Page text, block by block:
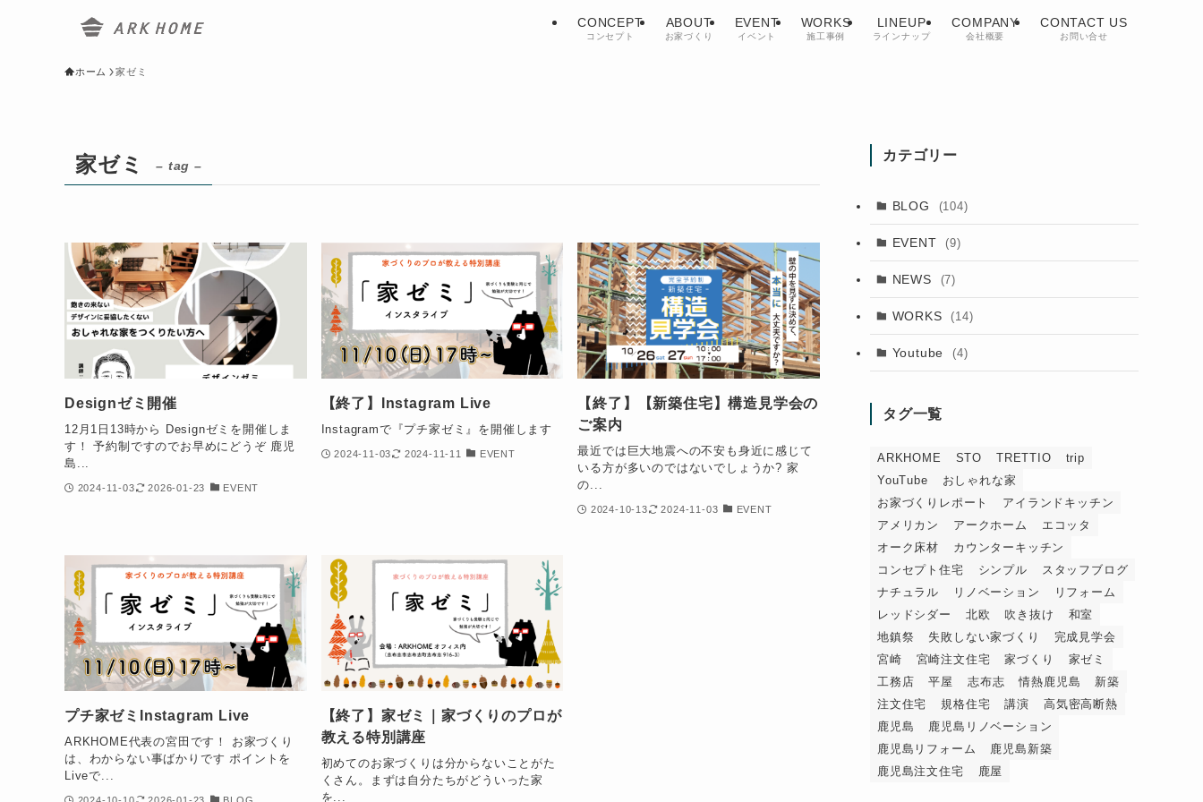
CONCEPT
コンセプト
ABOUT
お家づくり
EVENT
イベント
WORKS
施工事例
LINEUP
ラインナップ
COMPANY
会社概要
CONTACT US
お問い合せ
ホーム 家ゼミ
家ゼミ – tag –
Designゼミ開催
12月1日13時から Designゼミを開催しま
す！ 予約制ですのでお早めにどうぞ 鹿児
島...
2024-11-03 2026-01-23 EVENT
【終了】Instagram Live
Instagramで『プチ家ゼミ』を開催します
2024-11-03 2024-11-11 EVENT
【終了】【新築住宅】構造見学会の
ご案内
最近では巨大地震への不安も身近に感じて
いる方が多いのではないでしょうか? 家
の...
2024-10-13 2024-11-03 EVENT
プチ家ゼミInstagram Live
ARKHOME代表の宮田です！ お家づくり
は、わからない事ばかりです ポイントを
Liveで...
【終了】家ゼミ｜家づくりのプロが
教える特別講座
初めてのお家づくりは分からないことがた
くさん。まずは自分たちがどういった家
を...
カテゴリー
BLOG (104)
EVENT (9)
NEWS (7)
WORKS (14)
Youtube (4)
タグ一覧
ARKHOME STO TRETTIO
trip
YouTube
おしゃれな家
お家づくりレポート
アイランドキッチン
アメリカン
アークホーム
エコッタ
オーク床材
カウンターキッチン
コンセプト住宅
シンプル
スタッフブログ
ナチュラル
リノベーション
リフォーム
レッドシダー
北欧 吹き抜け
和室
地鎮祭
失敗しない家づくり
完成見学会
宮崎
宮崎注文住宅 家づくり
家ゼミ
工務店
平屋 志布志 情熱鹿児島
新築
注文住宅
規格住宅 講演
高気密高断熱
鹿児島
鹿児島リノベーション
鹿児島リフォーム
鹿児島新築
鹿児島注文住宅
鹿屋